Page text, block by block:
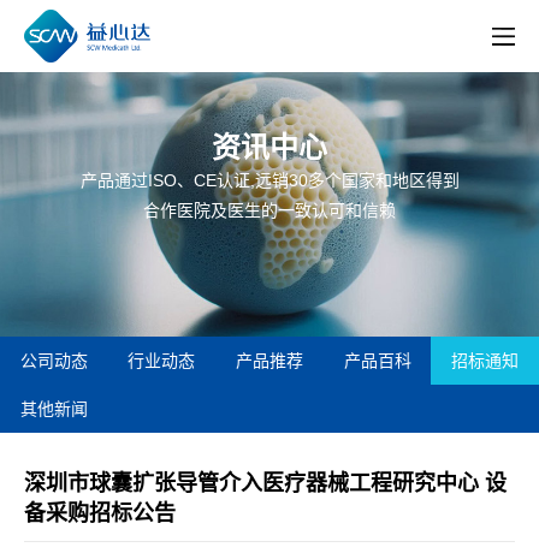
资讯中心
产品通过ISO、CE认证,远销30多个国家和地区得到
合作医院及医生的一致认可和信赖
公司动态 行业动态 产品推荐 产品百科 招标通知
其他新闻
深圳市球囊扩张导管介入医疗器械工程研究中心 设
备采购招标公告